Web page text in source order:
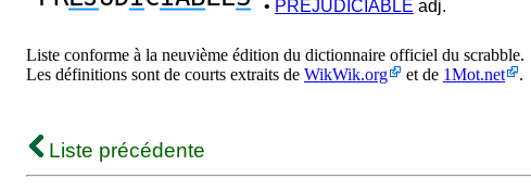
• PRÉJUDICIABLE adj.
Liste conforme à la neuvième édition du dictionnaire officiel du scrabble.
Les définitions sont de courts extraits de WikWik.org et de 1Mot.net .
Liste précédente